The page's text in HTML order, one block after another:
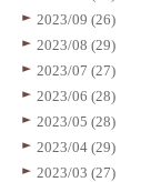
2023/09 (26)
2023/08 (29)
2023/07 (27)
2023/06 (28)
2023/05 (28)
2023/04 (29)
2023/03 (27)